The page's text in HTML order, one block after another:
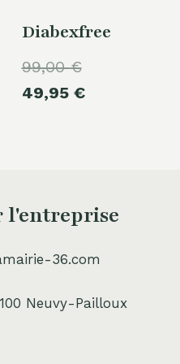
Diabexfree
99,00€Le
prix
49,95 €Le
36.com
Neuvy-Pailloux